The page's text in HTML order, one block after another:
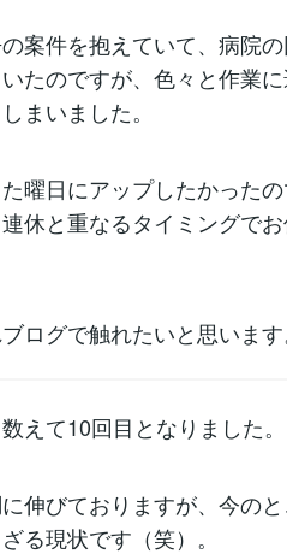
案件を抱えていて、病院
たのですが、色々と作業
まいました。
曜日にアップしたかった
休と重なるタイミングで
ログで触れたいと思います
えて10回目となりました。
伸びておりますが、今の
現状です（笑）。